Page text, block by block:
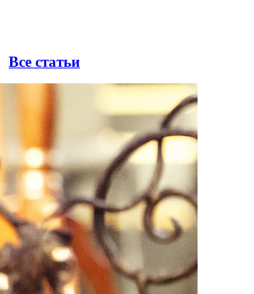
Все статьи